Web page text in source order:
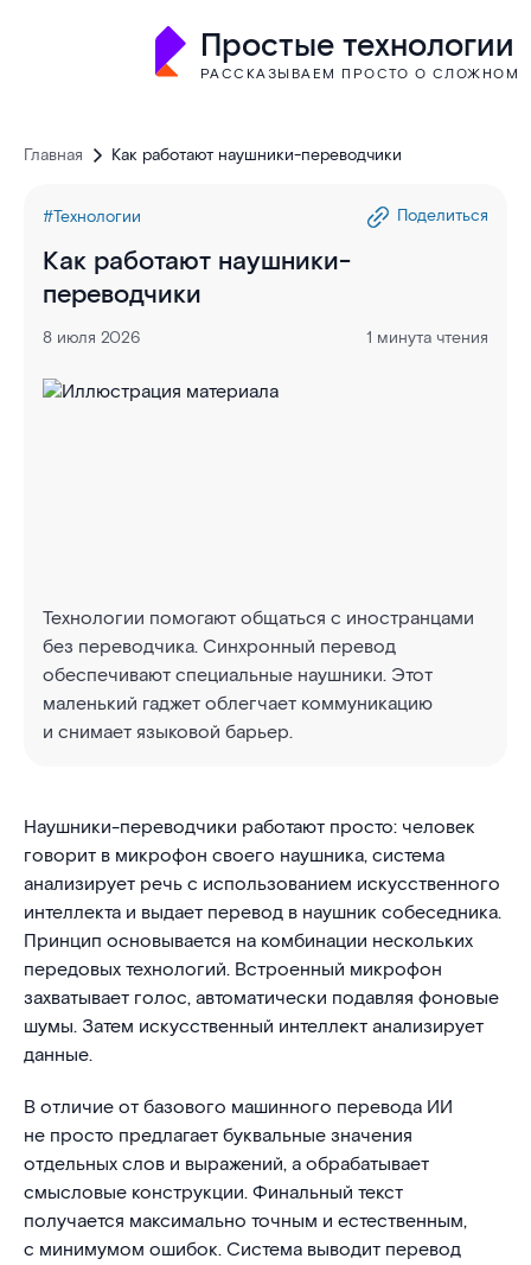
Простые технологии
РАССКАЗЫВАЕМ ПРОСТО О СЛОЖНОМ
Главная Как работают наушники-переводчики
#Технологии Поделиться
Как работают наушники-
переводчики
8 июля 2026 1 минута чтения
Технологии помогают общаться с иностранцами
без переводчика. Синхронный перевод
обеспечивают специальные наушники. Этот
маленький гаджет облегчает коммуникацию
и снимает языковой барьер.
Наушники-переводчики работают просто: человек
говорит в микрофон своего наушника, система
анализирует речь с использованием искусственного
интеллекта и выдает перевод в наушник собеседника.
Принцип основывается на комбинации нескольких
передовых технологий. Встроенный микрофон
захватывает голос, автоматически подавляя фоновые
шумы. Затем искусственный интеллект анализирует
данные.
В отличие от базового машинного перевода ИИ
не просто предлагает буквальные значения
отдельных слов и выражений, а обрабатывает
смысловые конструкции. Финальный текст
получается максимально точным и естественным,
с минимумом ошибок. Система выводит перевод